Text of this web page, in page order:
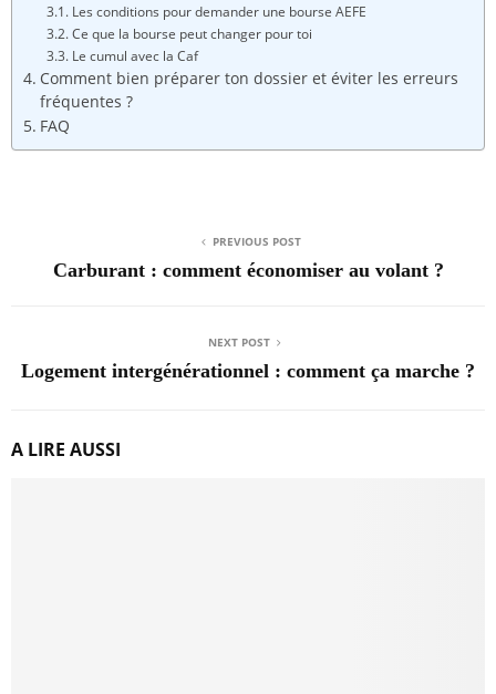
Les conditions pour demander une bourse AEFE
Ce que la bourse peut changer pour toi
Le cumul avec la Caf
Comment bien préparer ton dossier et éviter les erreurs
fréquentes ?
FAQ
PREVIOUS POST
Carburant : comment économiser au volant ?
NEXT POST
Logement intergénérationnel : comment ça marche ?
A LIRE AUSSI